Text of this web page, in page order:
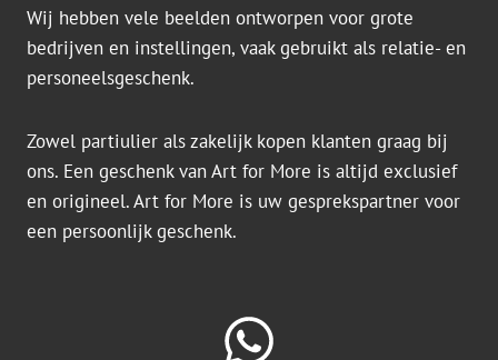
Wij hebben vele beelden ontworpen voor grote
bedrijven en instellingen, vaak gebruikt als relatie- en
personeelsgeschenk.
Zowel partiulier als zakelijk kopen klanten graag bij
ons. Een geschenk van Art for More is altijd exclusief
en origineel. Art for More is uw gesprekspartner voor
een persoonlijk geschenk.